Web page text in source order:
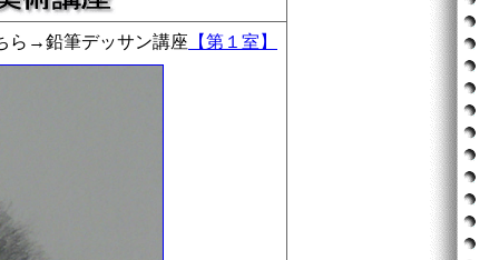
ら→鉛筆デッサン講座 【第１室】